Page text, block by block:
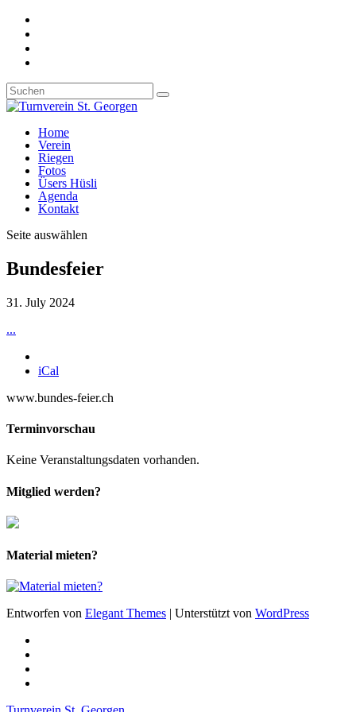
Home
Verein
Riegen
Fotos
Üsers Hüsli
Agenda
Kontakt
Seite auswählen
Bundesfeier
31. July 2024
...
iCal
www.bundes-feier.ch
Terminvorschau
Keine Veranstaltungsdaten vorhanden.
Mitglied werden?
Material mieten?
Entworfen von Elegant Themes | Unterstützt von WordPress